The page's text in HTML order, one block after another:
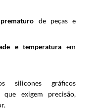
de peças e
e temperatura em
silicones gráficos
que exigem precisão,